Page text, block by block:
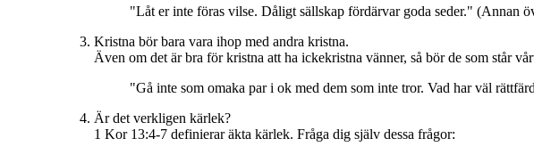
"Låt er inte föras vilse. Dåligt sällskap fördärvar goda seder." (Annan
Kristna bör bara vara ihop med andra kristna.
Även om det är bra för kristna att ha ickekristna vänner, så bör de som står
"Gå inte som omaka par i ok med dem som inte tror. Vad har väl
Är det verkligen kärlek?
1 Kor 13:4-7 definierar äkta kärlek. Fråga dig själv dessa frågor: